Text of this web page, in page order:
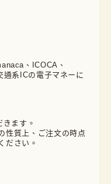
、ICOCA、
系ICの電子マネーに
ます。
性質上、ご注文の時点
ださい。